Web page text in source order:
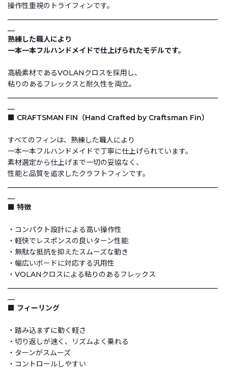
操作性重視のトライフィンです。
熟練した職人により
一本一本フルハンドメイドで仕上げられたモデルです。
高級素材であるVOLANクロスを採用し、
粘りのあるフレックスと耐久性を両立。
■ CRAFTSMAN FIN（Hand Crafted by Craftsman Fin）
すべてのフィンは、熟練した職人により
一本一本フルハンドメイドで丁寧に仕上げられています。
素材選定から仕上げまで一切の妥協なく、
性能と品質を追求したクラフトフィンです。
■ 特徴
・コンパクト設計による高い操作性
・軽快でレスポンスの良いターン性能
・無駄な抵抗を抑えたスムーズな動き
・幅広いボードに対応する汎用性
・VOLANクロスによる粘りのあるフレックス
■ フィーリング
・踏み込まずに動く軽さ
・切り返しが速く、リズムよく乗れる
・ターンがスムーズ
・コントロールしやすい